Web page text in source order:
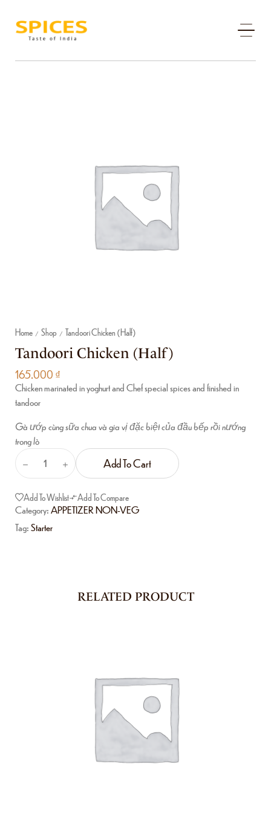
Home / Shop / Tandoori Chicken (Half)
Tandoori Chicken (Half)
165.000 ₫
Chicken marinated in yoghurt and Chef special spices and finished in
tandoor
Gà ướp cùng sữa chua và gia vị đặc biệt của đầu bếp rồi nướng
trong lò
Add To Cart
Add To Wishlist Add To Compare
Category:APPETIZER NON-VEG
Tag:Starter
RELATED PRODUCT